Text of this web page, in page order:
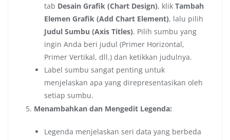
tab Desain Grafik (Chart Design), klik Tambah
Elemen Grafik (Add Chart Element), lalu pilih
Judul Sumbu (Axis Titles). Pilih sumbu yang
ingin Anda beri judul (Primer Horizontal,
Primer Vertikal, dll.) dan ketikkan judulnya.
Label sumbu sangat penting untuk
menjelaskan apa yang direpresentasikan oleh
setiap sumbu.
Menambahkan dan Mengedit Legenda:
Legenda menjelaskan seri data yang berbeda